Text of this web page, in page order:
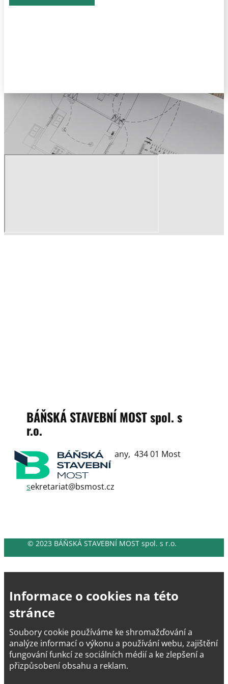
BÁŇSKÁ STAVEBNÍ MOST spol. s
r.o.
Třebušická 178, Komořany, 434 01 Most
+420 727 933 963
sekretariat@bsmost.cz
© 2023 BÁŇSKÁ STAVEBNÍ MOST spol. s r.o.
Informace o cookies na této
stránce
Soubory cookie používáme ke shromažďování a
analýze informací o výkonu a používání webu, zajištění
fungování funkcí ze sociálních médií a ke zlepšení a
přizpůsobení obsahu a reklam.